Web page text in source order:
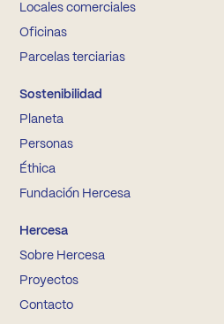
Locales comerciales
Oficinas
Parcelas terciarias
Sostenibilidad
Planeta
Personas
Éthica
Fundación Hercesa
Hercesa
Sobre Hercesa
Proyectos
Contacto